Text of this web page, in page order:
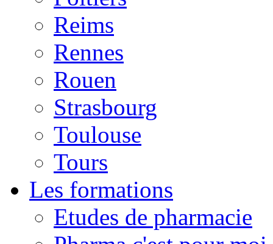
Reims
Rennes
Rouen
Strasbourg
Toulouse
Tours
Les formations
Etudes de pharmacie